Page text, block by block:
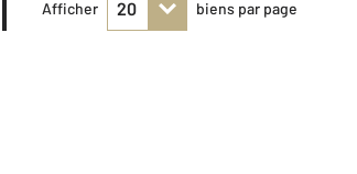
Afficher biens par page